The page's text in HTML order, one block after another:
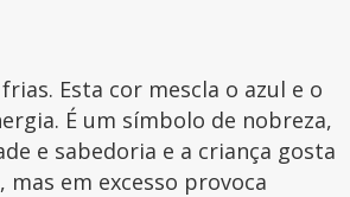
Esta cor mescla o azul e o
É um símbolo de nobreza,
e sabedoria e a criança gosta
em excesso provoca